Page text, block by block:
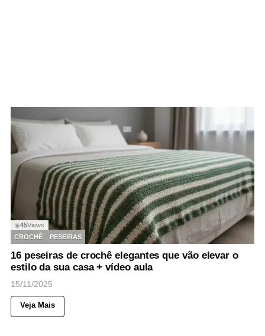
◉45Views
CROCHÊ
PESEIRAS
16 peseiras de crochê elegantes que vão elevar o
estilo da sua casa + vídeo aula
15/11/2025
Veja Mais